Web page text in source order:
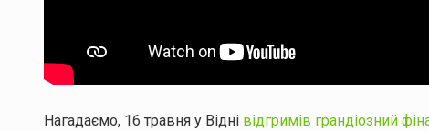
Нагадаємо, 16 травня у Відні відгримів грандіозний